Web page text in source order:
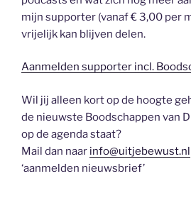
mijn supporter (vanaf € 3,00 per
vrijelijk kan blijven delen.
Aanmelden supporter incl.
Wil jij alleen kort op de hoogte
de nieuwste Boodschappen van
op de agenda staat?
Mail dan naar info@uitjebewust.nl
‘aanmelden nieuwsbrief’